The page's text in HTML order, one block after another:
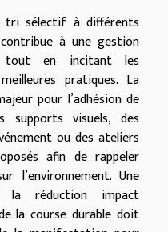
tri sélectif à différents
à une gestion
tout en incitant les
pratiques. La
pour l’adhésion de
visuels, des
ou des ateliers
afin de rappeler
l’environnement. Une
la réduction impact
la course durable doit